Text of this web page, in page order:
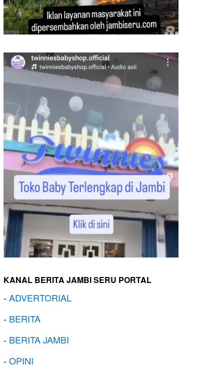
KANAL BERITA JAMBI SERU PORTAL
-ADVERTORIAL
- BERITA
- BERITA JAMBI
-OPINI